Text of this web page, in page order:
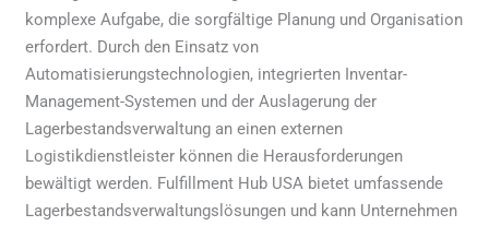
komplexe Aufgabe, die sorgfältige Planung und Organisation
erfordert. Durch den Einsatz von
Automatisierungstechnologien, integrierten Inventar-
Management-Systemen und der Auslagerung der
Lagerbestandsverwaltung an einen externen
Logistikdienstleister können die Herausforderungen
bewältigt werden. Fulfillment Hub USA bietet umfassende
Lagerbestandsverwaltungslösungen und kann Unternehmen